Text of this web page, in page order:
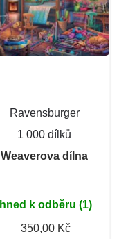
Ravensburger
1 000 dílků
Weaverova dílna
Ihned k odběru (1)
350,00 Kč